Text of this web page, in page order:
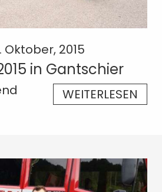
Oktober, 2015
in Gantschier
WEITERLESEN